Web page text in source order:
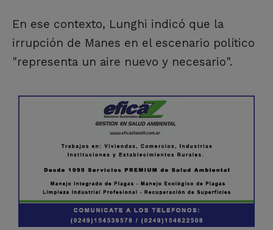
En ese contexto, Lunghi indicó que la
irrupción de Manes en el escenario político
"representa un aire nuevo y necesario".